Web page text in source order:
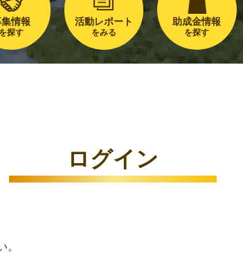
情報
を探す
活動レポート
をみる
助成金情報
を探す
ログイン
。